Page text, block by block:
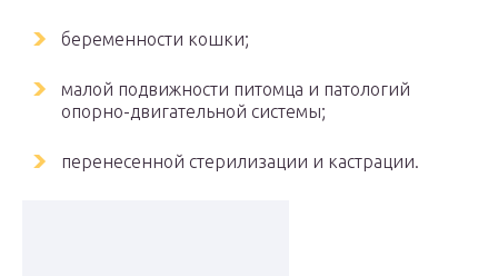
беременности кошки;
малой подвижности питомца и патологий
опорно-двигательной системы;
перенесенной стерилизации и кастрации.